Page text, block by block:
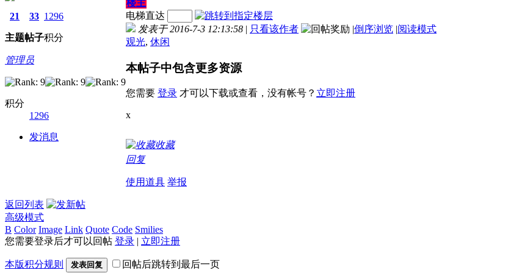
21
主题
33
帖子
1296
积分
管理员
积分
1296
发消息
楼主
电梯直达
发表于 2016-7-3 12:13:58 | 只看该作者 |倒序浏览 |阅读模式
观光, 休闲
本帖子中包含更多资源
您需要 登录 才可以下载或查看，没有帐号？ 立即注册
x
收藏
回复
使用道具 举报
返回列表
高级模式
B Color Image Link Quote Code Smilies
您需要登录后才可以回帖 登录 | 立即注册
本版积分规则 发表回复 回帖后跳转到最后一页